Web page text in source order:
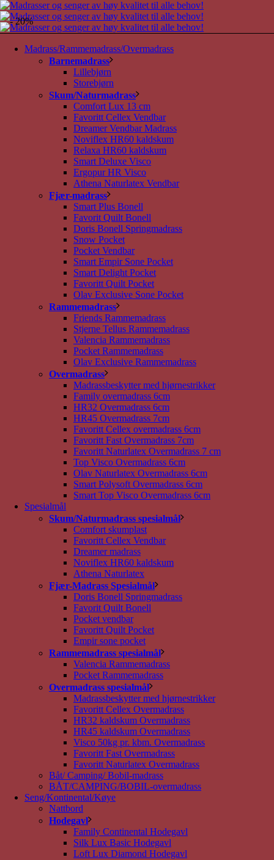
Madrass/Rammemadrass/Overmadrass
Barnemadrass
Lillebjørn
Storebjørn
Skum/Naturmadrass
Comfort Lux 13 cm
Favoritt Cellex Vendbar
Dreamer Vendbar Madrass
Noviflex HR60 kaldskum
Relaxa HR60 kaldskum
Smart Deluxe Visco
Ergopur HR Visco
Athena Naturlatex Vendbar
Fjær-madrass
Smart Plus Bonell
Favorit Quilt Bonell
Doris Bonell Springmadrass
Snow Pocket
Pocket Vendbar
Smart Empir Sone Pocket
Smart Delight Pocket
Favoritt Quilt Pocket
Olav Exclusive Sone Pocket
Rammemadrass
Friends Rammemadrass
Stjerne Tellus Rammemadrass
Valencia Rammemadrass
Pocket Rammemadrass
Olav Exclusive Rammemadrass
Overmadrass
Madrassbeskytter med hjørnestrikker
Family overmadrass 6cm
HR32 Overmadrass 6cm
HR45 Overmadrass 7cm
Favoritt Cellex overmadrass 6cm
Favoritt Fast Overmadrass 7cm
Favoritt Naturlatex Overmadrass 7 cm
Top Visco Overmadrass 6cm
Olav Naturlatex Overmadrass 6cm
Smart Polysoft Overmadrass 6cm
Smart Top Visco Overmadrass 6cm
Spesialmål
Skum/Naturmadrass spesialmål
Comfort skumplast
Favoritt Cellex Vendbar
Dreamer madrass
Noviflex HR60 kaldskum
Athena Naturlatex
Fjær-Madrass Spesialmål
Doris Bonell Springmadrass
Favorit Quilt Bonell
Pocket vendbar
Favoritt Quilt Pocket
Empir sone pocket
Rammemadrass spesialmål
Valencia Rammemadrass
Pocket Rammemadrass
Overmadrass spesialmål
Madrassbeskytter med hjørnestrikker
Favoritt Cellex Overmadrass
HR32 kaldskum Overmadrass
HR45 kaldskum Overmadrass
Visco 50kg pr. kbm. Overmadrass
Favoritt Fast Overmadrass
Favoritt Naturlatex Overmadrass
Båt/ Camping/ Bobil-madrass
BÅT/CAMPING/BOBIL-overmadrass
Seng/Kontinental/Køye
Nattbord
Hodegavl
Family Continental Hodegavl
Silk Lux Basic Hodegavl
Loft Lux Diamond Hodegavl
- 20%